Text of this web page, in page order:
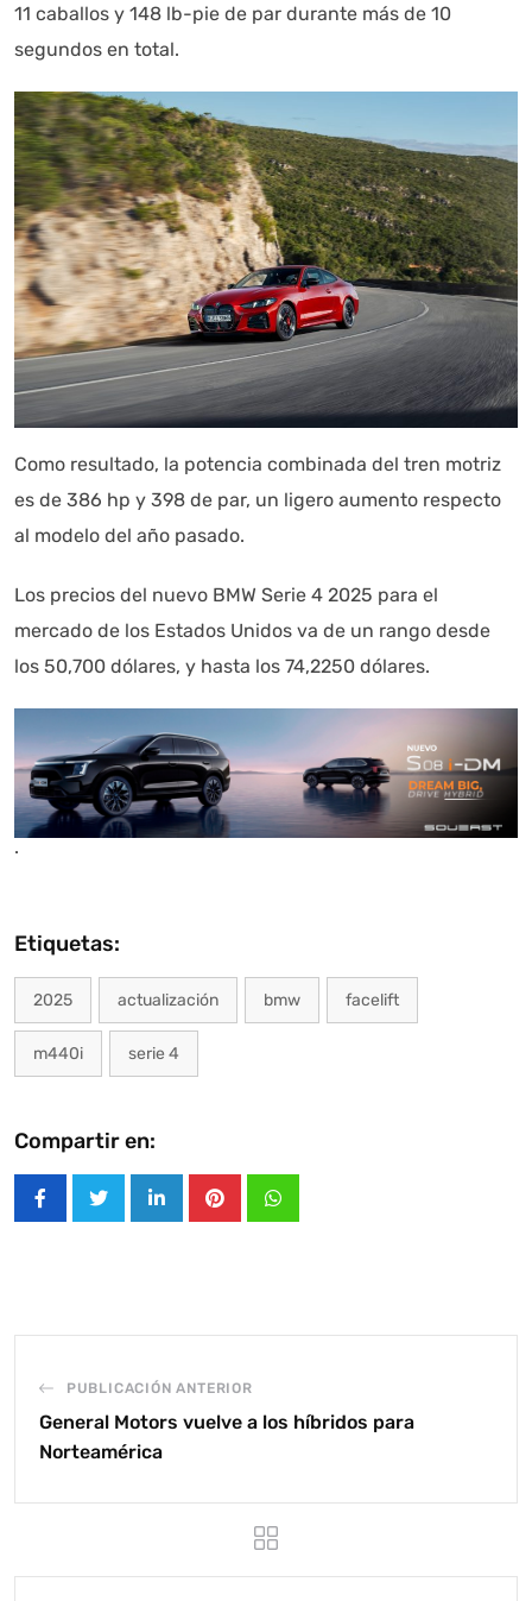
11 caballos y 148 lb-pie de par durante más de 10
segundos en total.
Como resultado, la potencia combinada del tren motriz
es de 386 hp y 398 de par, un ligero aumento respecto
al modelo del año pasado.
Los precios del nuevo BMW Serie 4 2025 para el
mercado de los Estados Unidos va de un rango desde
los 50,700 dólares, y hasta los 74,2250 dólares.
.
Etiquetas:
2025 actualización bmw facelift
m440i serie 4
Compartir en:
LinkedInPinterestWhatsapp
PUBLICACIÓN ANTERIOR
General Motors vuelve a los híbridos para
Norteamérica